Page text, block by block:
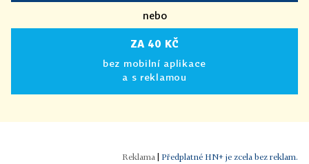
nebo
ZA 40 KČ
bez mobilní aplikace
a s reklamou
| Předplatné HN+ je zcela bez reklam.